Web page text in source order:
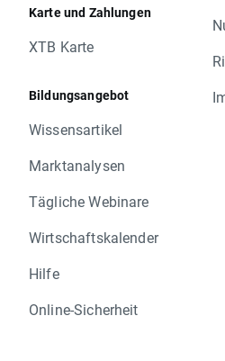
Karte und Zahlungen
XTB Karte
Bildungsangebot
Wissensartikel
Marktanalysen
Tägliche Webinare
Wirtschaftskalender
Hilfe
Online-Sicherheit